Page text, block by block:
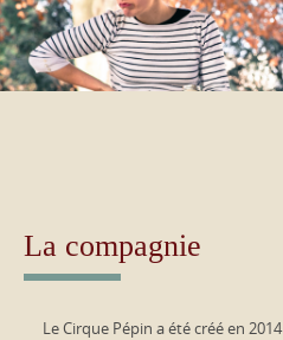
La compagnie
Le Cirque Pépin a été créé en